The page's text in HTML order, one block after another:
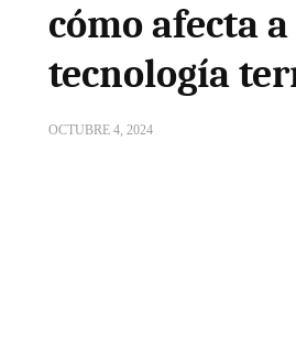
cómo afecta
tecnología
OCTUBRE 4, 2024